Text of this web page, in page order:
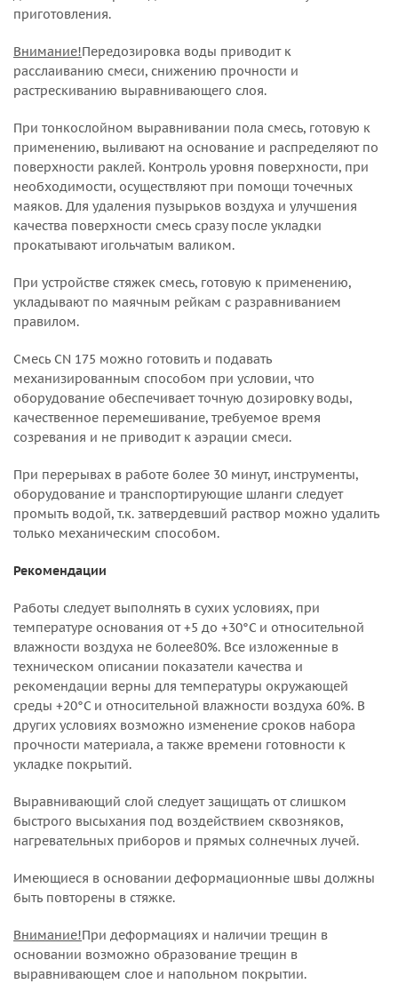
приготовления.
Внимание!Передозировка воды приводит к
расслаиванию смеси, снижению прочности и
растрескиванию выравнивающего слоя.
При тонкослойном выравнивании пола смесь, готовую к
применению, выливают на основание и распределяют по
поверхности раклей. Контроль уровня поверхности, при
необходимости, осуществляют при помощи точечных
маяков. Для удаления пузырьков воздуха и улучшения
качества поверхности смесь сразу после укладки
прокатывают игольчатым валиком.
При устройстве стяжек смесь, готовую к применению,
укладывают по маячным рейкам с разравниванием
правилом.
Смесь CN 175 можно готовить и подавать
механизированным способом при условии, что
оборудование обеспечивает точную дозировку воды,
качественное перемешивание, требуемое время
созревания и не приводит к аэрации смеси.
При перерывах в работе более 30 минут, инструменты,
оборудование и транспортирующие шланги следует
промыть водой, т.к. затвердевший раствор можно удалить
только механическим способом.
Рекомендации
Работы следует выполнять в сухих условиях, при
температуре основания от +5 до +30°C и относительной
влажности воздуха не более80%. Все изложенные в
техническом описании показатели качества и
рекомендации верны для температуры окружающей
среды +20°C и относительной влажности воздуха 60%. В
других условиях возможно изменение сроков набора
прочности материала, а также времени готовности к
укладке покрытий.
Выравнивающий слой следует защищать от слишком
быстрого высыхания под воздействием сквозняков,
нагревательных приборов и прямых солнечных лучей.
Имеющиеся в основании деформационные швы должны
быть повторены в стяжке.
Внимание!При деформациях и наличии трещин в
основании возможно образование трещин в
выравнивающем слое и напольном покрытии.